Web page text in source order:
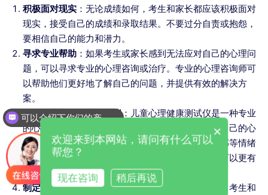
积极面对现实 ：无论成绩如何，考生和家长都应该积极面对
现实，接受自己的成绩和录取结果。不要过分自责或抱怨，
要相信自己的能力和潜力。
寻求专业帮助 ：如果考生或家长感到无法应对自己的心理问
题，可以寻求专业的心理咨询或治疗。专业的心理咨询师可
以帮助他们更好地了解自己的问题，并提供有效的解决方
案。
利用儿童心理健康测试仪：儿童心理健康测试仪是一种专业
的心理评估工具，可以帮助考生和家长更好地了解自己的心
理状态。通过测试，他们可以了解自己的焦虑、抑郁等情绪
问题，以及自己的心理优势和弱点。这样，他们就可以更有
针对性地制定应对策略，缓解心理问题。
制定合理的人生规划：高考只是人生中的一个阶段，考生和
可以介绍下你们的产品么
×
欢迎来到本网站，请问有什么可以
帮您？
现在咨询 稍后再说